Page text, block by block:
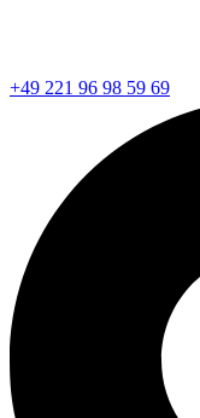
+49 221 96 98 59 69